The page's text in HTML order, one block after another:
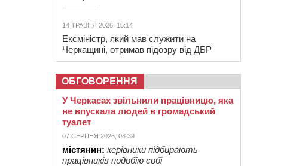
14 ТРАВНЯ 2026, 15:14
Ексміністр, який мав служити на
Черкащині, отримав підозру від ДБР
ОБГОВОРЕННЯ
У Черкасах звільнили працівницю, яка
не впускала людей в громадський
туалет
07 СЕРПНЯ 2026, 08:39
містянин: керівники підбирають
працівників подобію собі